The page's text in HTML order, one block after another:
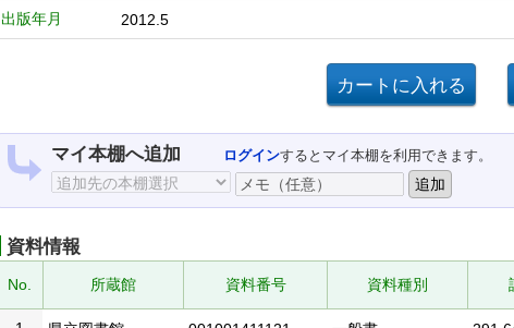
出版年月 2012.5
マイ本棚へ追加 ログインするとマイ本棚を利用できます。
資料情報
No. 所蔵館 資料番号 資料種別